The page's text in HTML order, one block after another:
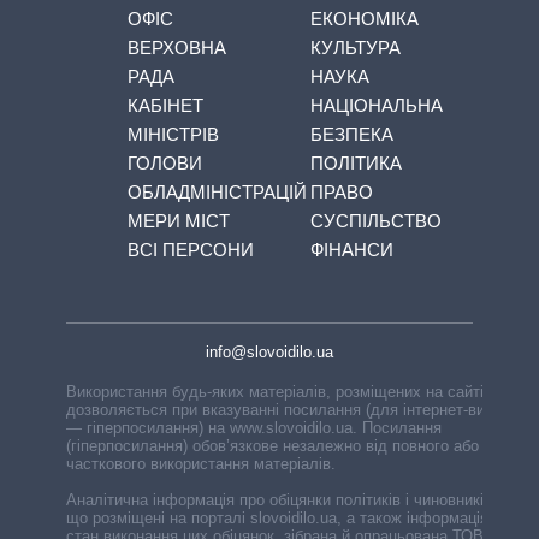
ОФІС
ВЕРХОВНА
РАДА
КАБІНЕТ
МІНІСТРІВ
ГОЛОВИ
ОБЛАДМІНІСТРАЦІЙ
МЕРИ МІСТ
ВСІ ПЕРСОНИ
ЕКОНОМІКА
КУЛЬТУРА
НАУКА
НАЦІОНАЛЬНА
БЕЗПЕКА
ПОЛІТИКА
ПРАВО
СУСПІЛЬСТВО
ФІНАНСИ
info@slovoidilo.ua
Використання будь-яких матеріалів, розміщених на сайті,
дозволяється при вказуванні посилання (для інтернет-видань
— гіперпосилання) на www.slovoidilo.ua. Посилання
(гіперпосилання) обов’язкове незалежно від повного або
часткового використання матеріалів.
Аналітична інформація про обіцянки політиків і чиновників,
що розміщені на порталі slovoidilo.ua, а також інформація про